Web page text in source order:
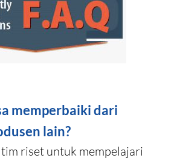
memperbaiki dari
lain?
riset untuk mempelajari